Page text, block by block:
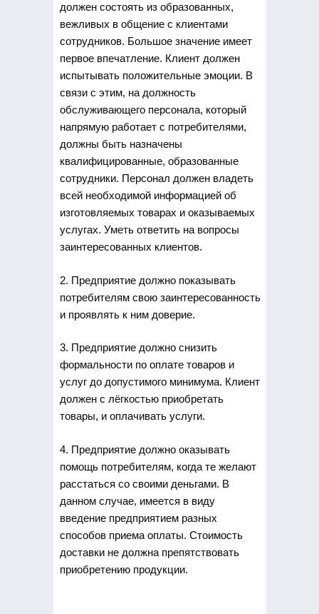
должен состоять из образованных,
вежливых в общение с клиентами
сотрудников. Большое значение имеет
первое впечатление. Клиент должен
испытывать положительные эмоции. В
связи с этим, на должность
обслуживающего персонала, который
напрямую работает с потребителями,
должны быть назначены
квалифицированные, образованные
сотрудники. Персонал должен владеть
всей необходимой информацией об
изготовляемых товарах и оказываемых
услугах. Уметь ответить на вопросы
заинтересованных клиентов.
2. Предприятие должно показывать
потребителям свою заинтересованность
и проявлять к ним доверие.
3. Предприятие должно снизить
формальности по оплате товаров и
услуг до допустимого минимума. Клиент
должен с лёгкостью приобретать
товары, и оплачивать услуги.
4. Предприятие должно оказывать
помощь потребителям, когда те желают
расстаться со своими деньгами. В
данном случае, имеется в виду
введение предприятием разных
способов приема оплаты. Стоимость
доставки не должна препятствовать
приобретению продукции.